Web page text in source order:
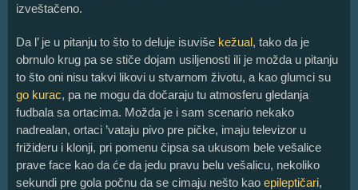
izveštačeno.
Da l’ je u pitanju to što to deluje isuviše kežual, tako da je
obrnulo krug pa se stiče dojam usiljenosti ili je možda u pitanju
to što oni nisu takvi likovi u stvarnom životu, a kao glumci su
go kurac, pa ne mogu da dočaraju tu atmosferu gledanja
fudbala sa ortacima. Možda je i sam scenario nekako
nadrealan, ortaci ’vataju pivo pre pičke, imaju televizor u
frižideru i klonji, pri pomenu čipsa sa ukusom bele vešalice
prave face kao da će da jedu pravu belu vešalicu, nekoliko
sekundi pre gola počnu da se cimaju nešto kao epileptičari,